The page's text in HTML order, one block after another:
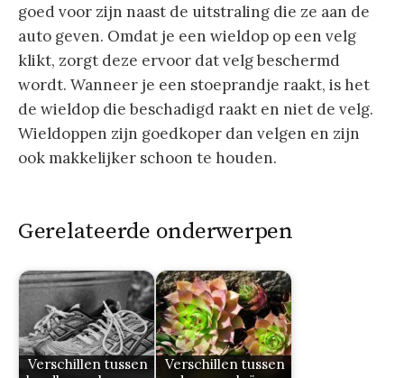
goed voor zijn naast de uitstraling die ze aan de
auto geven. Omdat je een wieldop op een velg
klikt, zorgt deze ervoor dat velg beschermd
wordt. Wanneer je een stoeprandje raakt, is het
de wieldop die beschadigd raakt en niet de velg.
Wieldoppen zijn goedkoper dan velgen en zijn
ook makkelijker schoon te houden.
Gerelateerde onderwerpen
Verschillen tussen
Verschillen tussen